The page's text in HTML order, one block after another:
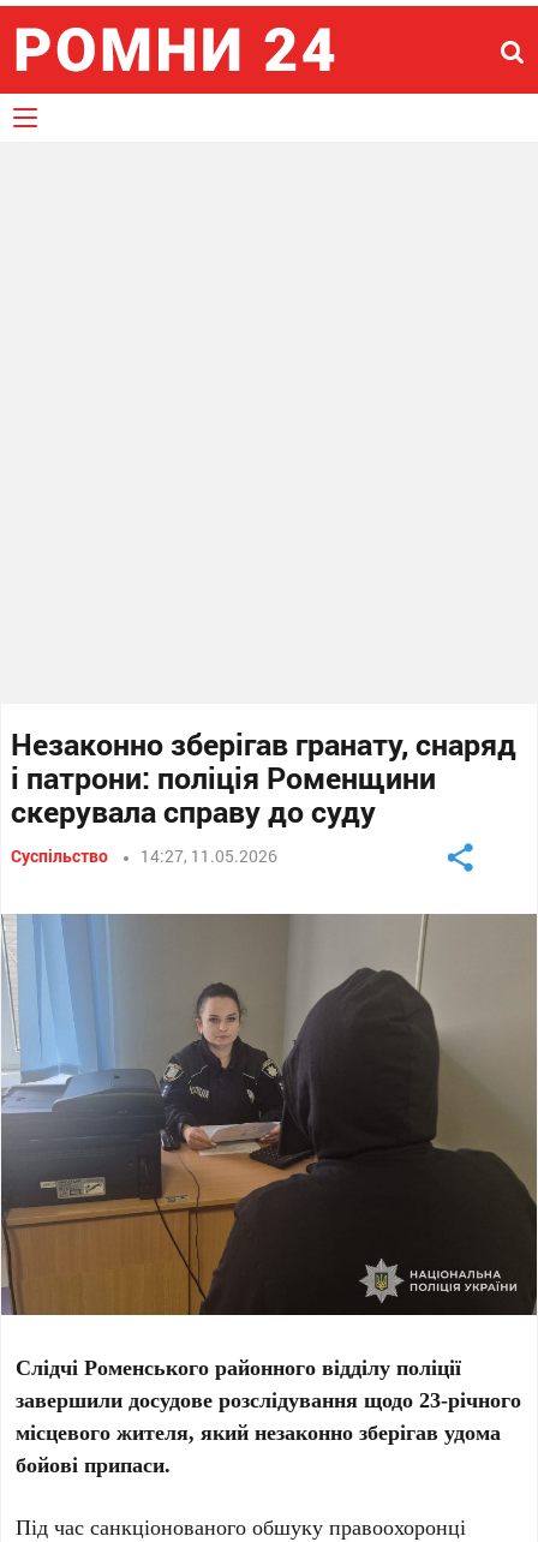
Незаконно зберігав гранату, снаряд
і патрони: поліція Роменщини
скерувала справу до суду
Суспільство 14:27, 11.05.2026
Слідчі Роменського районного відділу поліції
завершили досудове розслідування щодо 23-річного
місцевого жителя, який незаконно зберігав удома
бойові припаси.
Під час санкціонованого обшуку правоохоронці